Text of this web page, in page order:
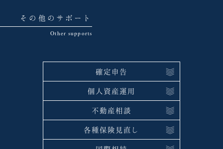
その他のサポート
確定申告
個人資産運用
不動産相談
各種保険見直し